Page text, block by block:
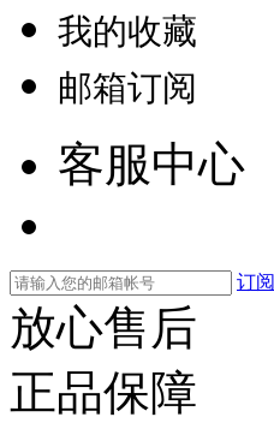
我的收藏
邮箱订阅
客服中心
订阅
放心售后
正品保障